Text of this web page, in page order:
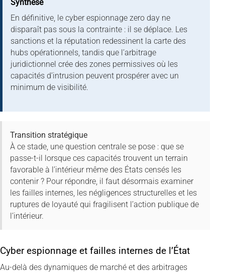
Synthèse
En définitive, le cyber espionnage zero day ne
disparaît pas sous la contrainte : il se déplace. Les
sanctions et la réputation redessinent la carte des
hubs opérationnels, tandis que l’arbitrage
juridictionnel crée des zones permissives où les
capacités d’intrusion peuvent prospérer avec un
minimum de visibilité.
Transition stratégique
À ce stade, une question centrale se pose : que se
passe-t-il lorsque ces capacités trouvent un terrain
favorable à l’intérieur même des États censés les
contenir ? Pour répondre, il faut désormais examiner
les failles internes, les négligences structurelles et les
ruptures de loyauté qui fragilisent l’action publique de
l’intérieur.
Cyber espionnage et failles internes de l’État
Au-delà des dynamiques de marché et des arbitrages